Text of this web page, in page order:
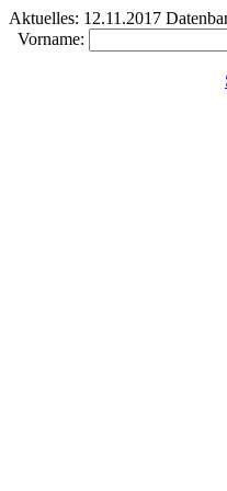
Aktuelles: 12.11.2017
Vorname: